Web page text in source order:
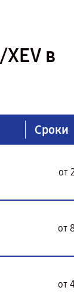
в
Сроки
от
от
от